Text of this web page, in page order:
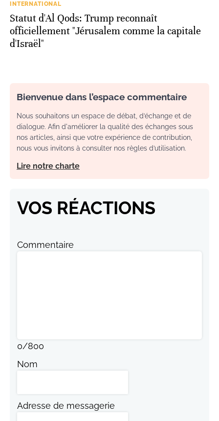
INTERNATIONAL
Statut d'Al Qods: Trump reconnaît
officiellement "Jérusalem comme la capitale
d'Israël"
Bienvenue dans l’espace commentaire
Nous souhaitons un espace de débat, d’échange et de
dialogue. Afin d'améliorer la qualité des échanges sous
nos articles, ainsi que votre expérience de contribution,
nous vous invitons à consulter nos règles d’utilisation.
Lire notre charte
VOS RÉACTIONS
Commentaire
0/800
Nom
Adresse de messagerie